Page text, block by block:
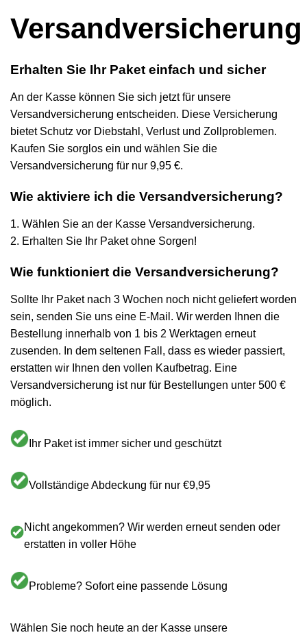
Versandversicherung
Erhalten Sie Ihr Paket einfach und sicher
An der Kasse können Sie sich jetzt für unsere
Versandversicherung entscheiden. Diese Versicherung
bietet Schutz vor Diebstahl, Verlust und Zollproblemen.
Kaufen Sie sorglos ein und wählen Sie die
Versandversicherung für nur 9,95 €.
Wie aktiviere ich die Versandversicherung?
1. Wählen Sie an der Kasse Versandversicherung.
2. Erhalten Sie Ihr Paket ohne Sorgen!
Wie funktioniert die Versandversicherung?
Sollte Ihr Paket nach 3 Wochen noch nicht geliefert worden
sein, senden Sie uns eine E-Mail. Wir werden Ihnen die
Bestellung innerhalb von 1 bis 2 Werktagen erneut
zusenden. In dem seltenen Fall, dass es wieder passiert,
erstatten wir Ihnen den vollen Kaufbetrag. Eine
Versandversicherung ist nur für Bestellungen unter 500 €
möglich.
Ihr Paket ist immer sicher und geschützt
Vollständige Abdeckung für nur €9,95
Nicht angekommen? Wir werden erneut senden oder
erstatten in voller Höhe
Probleme? Sofort eine passende Lösung
Wählen Sie noch heute an der Kasse unsere